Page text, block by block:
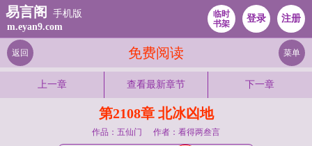
易言阁
手机版
m.eyan9.com
临时
书架
登录 注册
免费阅读
返回 菜单
上一章 查看最新章节 下一章
第2108章 北冰凶地
作品：五仙门 作者：看得两叁言